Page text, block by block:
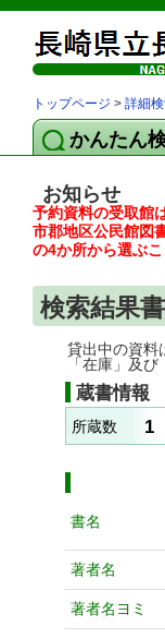
トップページ > 詳細
かんたん
お知らせ
予約資料の受取館
市郡地区公民館図
の4か所から選ぶこ
検索結果
貸出中の資料
「在庫」及
蔵書情報
所蔵数 1
書名
著者名
著者名ヨミ